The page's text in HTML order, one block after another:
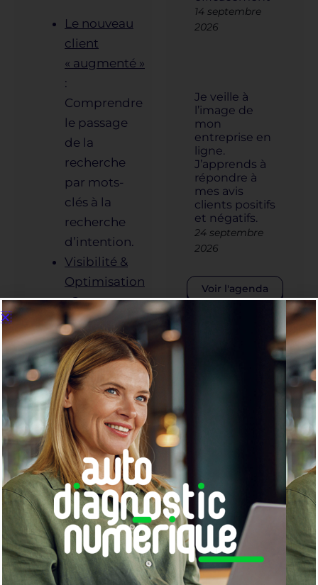
Le nouveau
client
« augmenté »
:
Comprendre
le passage
de la
recherche
par mots-
clés à la
recherche
d’intention.
Visibilité &
Optimisation
: Comment
adapter vos
pages web
et supports
pour être
recommandé
par les IA.
Leviers de
croissance :
Prospection,
qualification
de leads et
relances
automatiques.
Outils de
14 septembre
2026
Je veille à
l’image de
mon
entreprise en
ligne.
J’apprends à
répondre à
mes avis
clients positifs
et négatifs.
24 septembre
2026
Voir l'agenda